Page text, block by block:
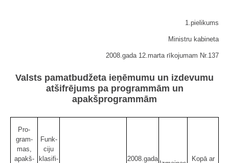
1.pielikums
Ministru kabineta
2008.gada 12.marta rīkojumam Nr.137
Valsts pamatbudžeta ieņēmumu un izdevumu
atšifrējums pa programmām un
apakšprogrammām
Pro­
gram­
mas,
apakš­
Funk­
ciju
kla­si­fi­
2008.gada
Kopā ar